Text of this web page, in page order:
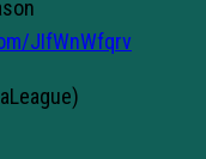
JIfWnWfqrv